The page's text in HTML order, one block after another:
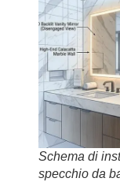
Schema di
specchio da